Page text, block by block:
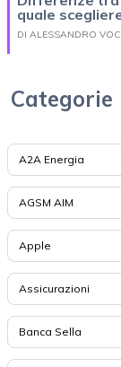
quale
DI ALESSANDRO
Categorie
A2A Energia
AGSM AIM
Apple
Assicurazioni
Banca Sella